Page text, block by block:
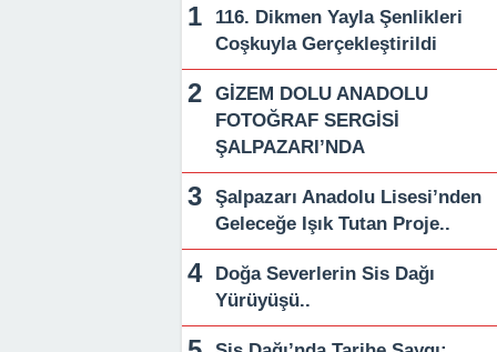
116. Dikmen Yayla Şenlikleri
Coşkuyla Gerçekleştirildi
GİZEM DOLU ANADOLU
FOTOĞRAF SERGİSİ
ŞALPAZARI’NDA
Şalpazarı Anadolu Lisesi’nden
Geleceğe Işık Tutan Proje..
Doğa Severlerin Sis Dağı
Yürüyüşü..